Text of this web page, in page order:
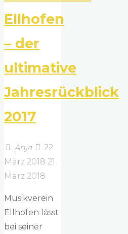
Ellhofen
– der
ultimative
Jahresrückblick
2017
Anja
22.
März 2018 21.
März 2018
Musikverein
Ellhofen lässt
bei seiner